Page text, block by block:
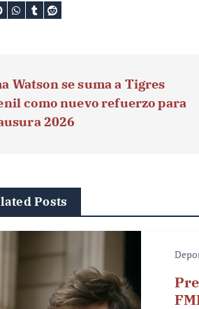
Watson se suma a Tigres
como nuevo refuerzo para
2026
Posts